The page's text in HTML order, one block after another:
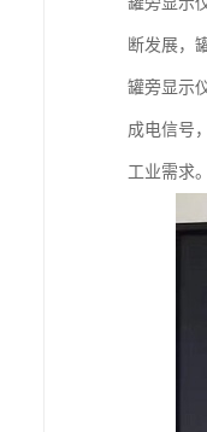
断发展，
罐旁显示
成电信号
工业需求。